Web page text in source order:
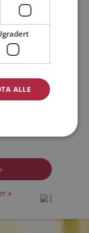
Kvinne
»
ALLE